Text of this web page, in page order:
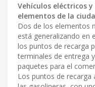
Vehículos eléctricos
elementos de la
Dos de los elementos
está generalizando en
los puntos de recarga
terminales de entrega
paquetes para el
Los puntos de recarga